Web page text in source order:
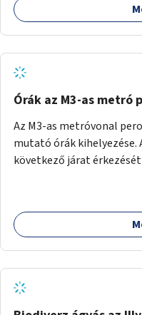
Órák az M3-as metró
Az M3-as metróvonal
mutató órák kihelyezése.
következő járat